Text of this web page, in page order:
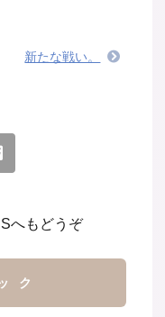
新たな戦い。
へもどうぞ
ク